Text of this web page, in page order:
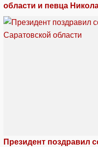
области и певца
Президент поздравил